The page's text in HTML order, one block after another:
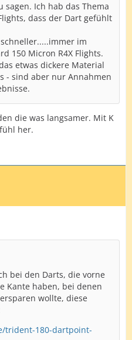
sagen. Ich hab das Thema
dass der Dart gefühlt
im
150 Micron R4X Flights.
etwas dickere Material
- sind aber nur Annahmen
die was langsamer. Mit K
her.
bei den Darts, die vorne
Kante haben, bei denen
wollte, diese
trident-180-dartpoint-